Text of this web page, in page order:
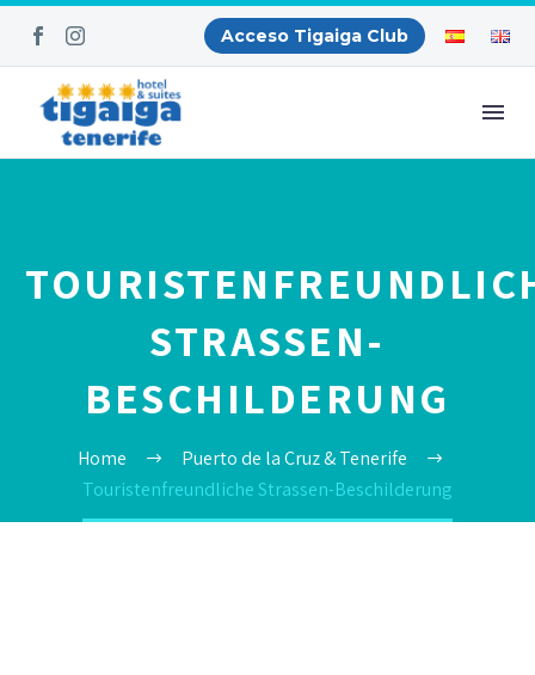
Acceso Tigaiga Club
STRASSEN-
BESCHILDERUNG
Home
Puerto de la Cruz & Tenerife
Touristenfreundliche Strassen-Beschilderung